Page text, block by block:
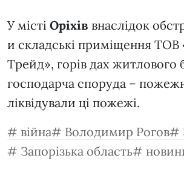
У місті Оріхів внаслідок
и складські приміщення ТОВ
Трейд», горів дах житлового
господарча споруда –
ліквідували ці пожежі.
війна
Володимир Рогов
Запорізька область